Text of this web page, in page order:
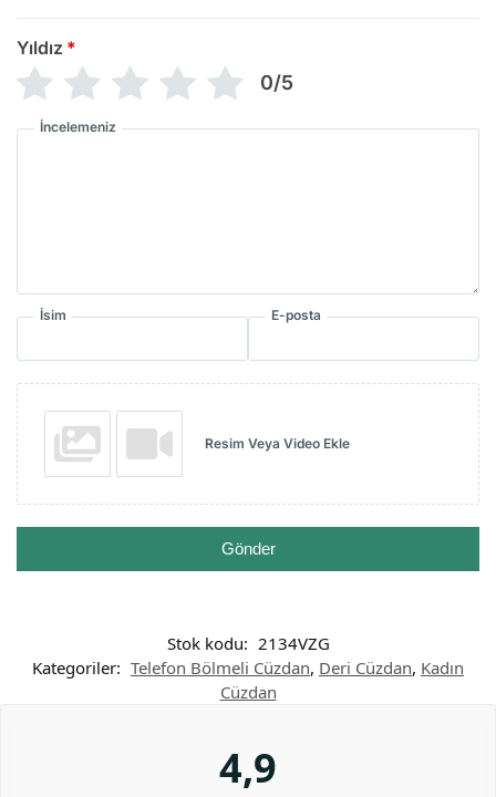
Yıldız *
0/5
İncelemeniz
İsim E-posta
Resim Veya Video Ekle
Gönder
Stok kodu: 2134VZG
Kategoriler: Telefon Bölmeli Cüzdan, Deri Cüzdan, Kadın
Cüzdan
4,9